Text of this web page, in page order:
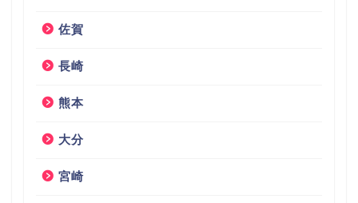
佐賀
長崎
熊本
大分
宮崎